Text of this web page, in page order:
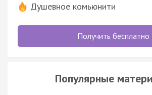
Душевное комьюнити
Получить бесплатно
Популярные